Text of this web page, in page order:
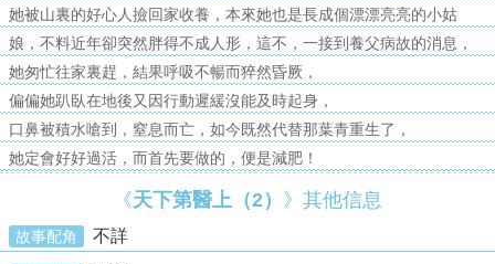
她被山裏的好心人撿回家收養，本來她也是長成個漂漂亮亮的小姑
娘，不料近年卻突然胖得不成人形，這不，一接到養父病故的消息，
她匆忙往家裏趕，結果呼吸不暢而猝然昏厥，
偏偏她趴臥在地後又因行動遲緩沒能及時起身，
口鼻被積水嗆到，窒息而亡，如今既然代替那葉青重生了，
她定會好好過活，而首先要做的，便是減肥！
《天下第醫上（2） 》其他信息
故事配角 不詳